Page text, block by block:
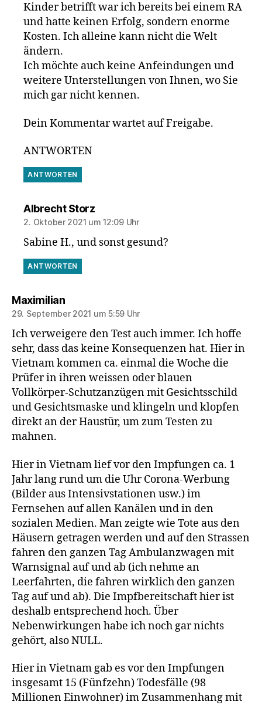
Kinder betrifft war ich bereits bei einem RA
und hatte keinen Erfolg, sondern enorme
Kosten. Ich alleine kann nicht die Welt
ändern.
Ich möchte auch keine Anfeindungen und
weitere Unterstellungen von Ihnen, wo Sie
mich gar nicht kennen.
Dein Kommentar wartet auf Freigabe.
ANTWORTEN
ANTWORTEN
Albrecht Storzsagt:
2. Oktober 2021 um 12:09 Uhr
Sabine H., und sonst gesund?
ANTWORTEN
Maximiliansagt:
29. September 2021 um 5:59 Uhr
Ich verweigere den Test auch immer. Ich hoffe
sehr, dass das keine Konsequenzen hat. Hier in
Vietnam kommen ca. einmal die Woche die
Prüfer in ihren weissen oder blauen
Vollkörper-Schutzanzügen mit Gesichtsschild
und Gesichtsmaske und klingeln und klopfen
direkt an der Haustür, um zum Testen zu
mahnen.
Hier in Vietnam lief vor den Impfungen ca. 1
Jahr lang rund um die Uhr Corona-Werbung
(Bilder aus Intensivstationen usw.) im
Fernsehen auf allen Kanälen und in den
sozialen Medien. Man zeigte wie Tote aus den
Häusern getragen werden und auf den Strassen
fahren den ganzen Tag Ambulanzwagen mit
Warnsignal auf und ab (ich nehme an
Leerfahrten, die fahren wirklich den ganzen
Tag auf und ab). Die Impfbereitschaft hier ist
deshalb entsprechend hoch. Über
Nebenwirkungen habe ich noch gar nichts
gehört, also NULL.
Hier in Vietnam gab es vor den Impfungen
insgesamt 15 (Fünfzehn) Todesfälle (98
Millionen Einwohner) im Zusammenhang mit